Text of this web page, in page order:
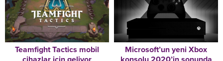
Teamfight Tactics mobil
Microsoft’un yeni Xbox